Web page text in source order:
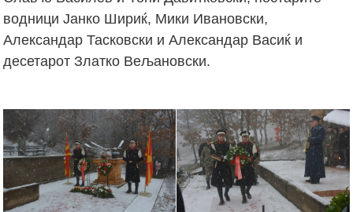
водници Јанко Шириќ, Мики Ивановски,
Александар Тасковски и Александар Васиќ и
десетарот Златко Вељановски.